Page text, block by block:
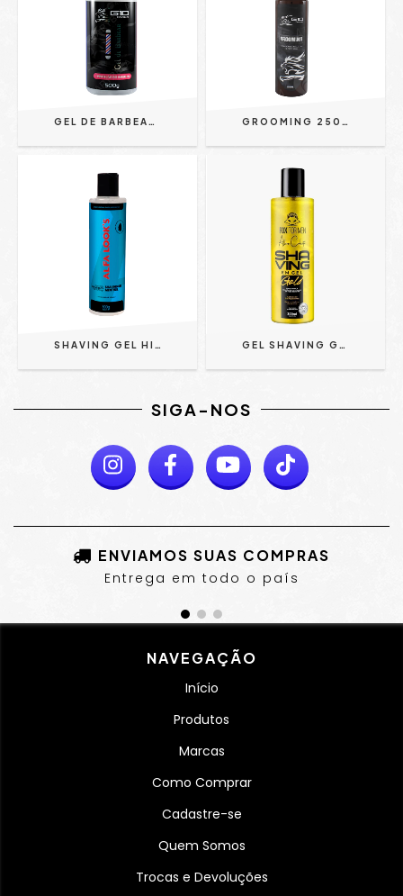
GEL DE BARBEAR SHAVING BICO 500ML - G10 PREMIUM GROOMING 250ML | CUIDADO PROFISSIONAL PARA BARBA E CABELOS - G10 PREMIUM
SHAVING GEL HIDRATANTE MENTHOL - ALFA LOOK'S 300G GEL SHAVING GOLD ALAN CALIXTO 300 ML - FOX FOR MEN
SIGA-NOS
ENVIAMOS SUAS COMPRAS
Entrega em todo o país
NAVEGAÇÃO
Início
Produtos
Marcas
Como Comprar
Cadastre-se
Quem Somos
Trocas e Devoluções